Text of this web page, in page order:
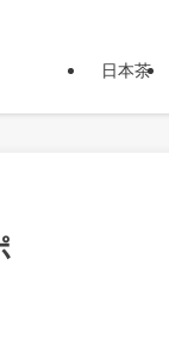
日本茶